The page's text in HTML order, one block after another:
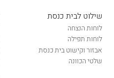
שילוט לבית כנסת
לוחות הנצחה
לוחות תפילה
אבזור וקישוט בית כנסת
שלטי הכוונה